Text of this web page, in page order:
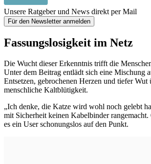
Unsere Ratgeber und News direkt per Mail
Für den Newsletter anmelden
Fassungslosigkeit im Netz
Die Wucht dieser Erkenntnis trifft die
Unter dem Beitrag entlädt sich eine Mischung
Entsetzen, gebrochenen Herzen und tiefer Wut
menschliche Kaltblütigkeit.
„Ich denke, die Katze wird wohl noch gelebt
mit Sicherheit keinen Kabelbinder
es ein User schonungslos auf den Punkt.